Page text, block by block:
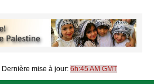
Dernière mise à jour: 6h:45 AM GMT